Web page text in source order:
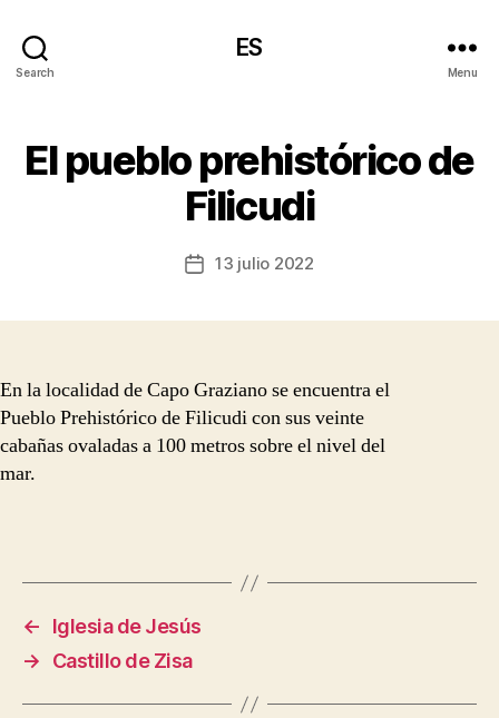
Search
ES
Menu
El pueblo prehistórico de
Filicudi
Post13 julio 2022
En la localidad de Capo Graziano se encuentra el
Pueblo Prehistórico de Filicudi con sus veinte
cabañas ovaladas a 100 metros sobre el nivel del
mar.
←
Iglesia de Jesús
→
Castillo de Zisa